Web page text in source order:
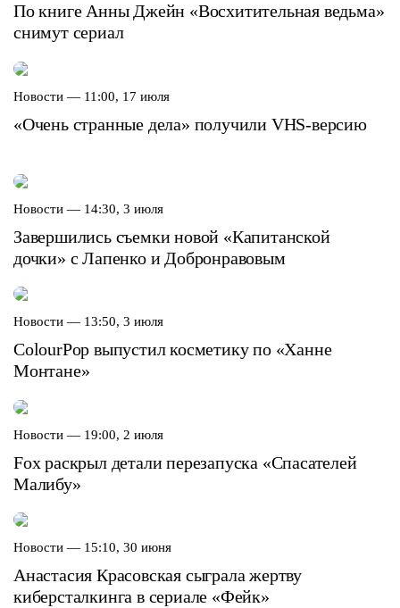
По книге Анны Джейн «Восхитительная ведьма»
снимут сериал
Новости — 11:00, 17 июля
«Очень странные дела» получили VHS-версию
Новости — 14:30, 3 июля
Завершились съемки новой «Капитанской
дочки» c Лапенко и Добронравовым
Новости — 13:50, 3 июля
ColourPop выпустил косметику по «Ханне
Монтане»
Новости — 19:00, 2 июля
Fox раскрыл детали перезапуска «Спасателей
Малибу»
Новости — 15:10, 30 июня
Анастасия Красовская сыграла жертву
киберсталкинга в сериале «Фейк»